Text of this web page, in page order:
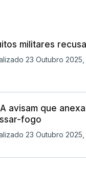
militares
23 Outubro 2025,
avisam que
fogo
23 Outubro 2025,